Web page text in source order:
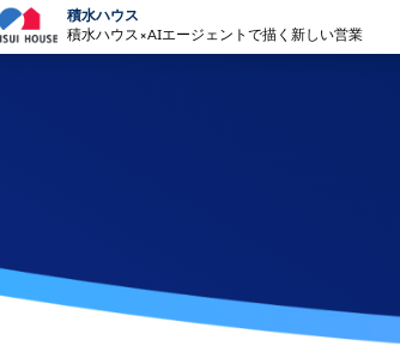
積水ハウス
積水ハウス×AIエージェントで描く新しい営業